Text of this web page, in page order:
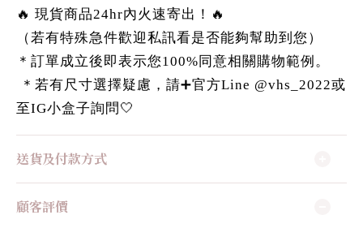
🔥 現貨商品24hr內火速寄出！🔥
（若有特殊急件歡迎私訊看是否能夠幫助到您）
＊訂單成立後即表示您100%同意相關購物範例。
＊若有尺寸選擇疑慮，請➕官方Line @vhs_2022或
至IG小盒子詢問🤍
送貨及付款方式
顧客評價